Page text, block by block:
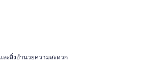
ะสิ่งอำนวยความสะดวก